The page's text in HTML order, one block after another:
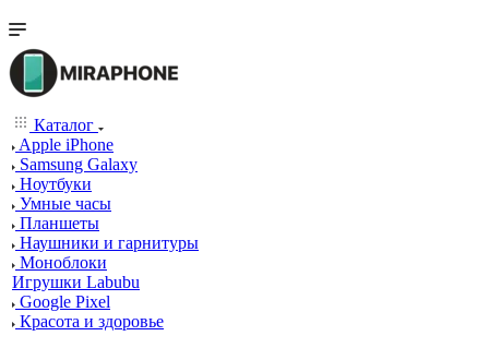
Каталог
Apple iPhone
Samsung Galaxy
Ноутбуки
Умные часы
Планшеты
Наушники и гарнитуры
Моноблоки
Игрушки Labubu
Google Pixel
Красота и здоровье